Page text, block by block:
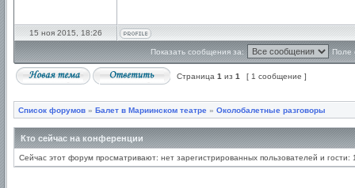
15 ноя 2015, 18:26
Показать сообщения за: Поле
Страница 1 из 1 [ 1 сообщение ]
Список форумов » Балет в Мариинском театре » Околобалетные разговоры
Кто сейчас на конференции
Сейчас этот форум просматривают: нет зарегистрированных пользователей и гости: